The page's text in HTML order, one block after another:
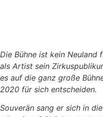
Die Bühne ist kein Neuland
als Artist sein
es auf die ganz große
2020 für sich entscheiden.
Souverän sang er sich in